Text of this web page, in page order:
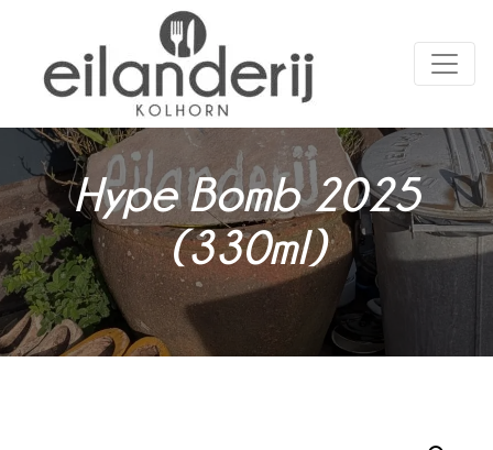
Hype Bomb 2025
(330ml)